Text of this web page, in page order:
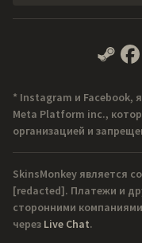
* Instagram и Facebook,
Meta Platform inc.,
организацией и
SkinsMonkey является
[redacted]. Платежи и
сторонними
через Live Chat.